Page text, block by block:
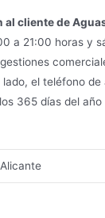
al cliente de
a 21:00 horas y
el teléfono de
365 días del año